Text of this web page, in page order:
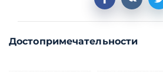
Достопримечательности